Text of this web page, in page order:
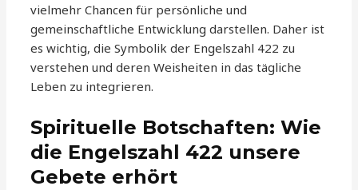
vielmehr Chancen für persönliche und
gemeinschaftliche Entwicklung darstellen. Daher ist
es wichtig, die Symbolik der Engelszahl 422 zu
verstehen und deren Weisheiten in das tägliche
Leben zu integrieren.
Spirituelle Botschaften: Wie
die Engelszahl 422 unsere
Gebete erhört